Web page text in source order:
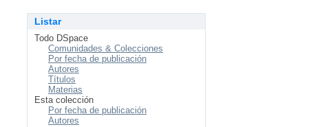
Listar
Todo DSpace
Comunidades & Colecciones
Por fecha de publicación
Autores
Títulos
Materias
Esta colección
Por fecha de publicación
Autores